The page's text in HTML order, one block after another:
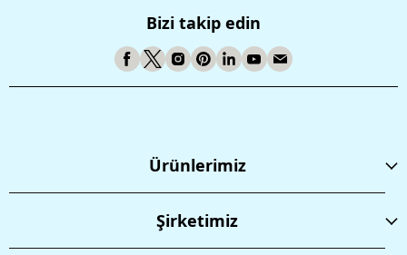
Bizi takip edin
Ürünlerimiz
Şirketimiz